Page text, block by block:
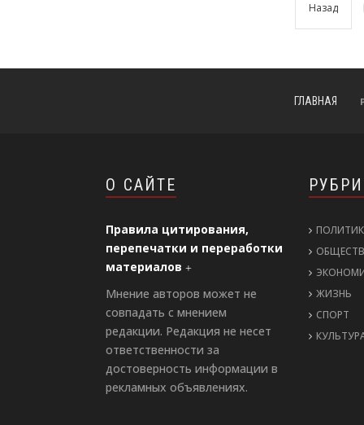
Назад
ГЛАВНАЯ
О САЙТЕ
Правила цитирования,
перепечатки и переработки
материалов
Мнение авторов может не
совпадать с мнением
редакции. Редакция не несет
ответственности за
достоверность информации в
рекламных объявлениях.
ЖИЗНЬ
СПОРТ